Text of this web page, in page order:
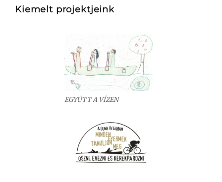
Kiemelt projektjeink
EGYÜTT A VÍZEN